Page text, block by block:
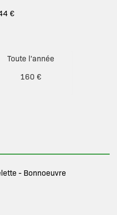
€
Toute l’année
160 €
- Bonnoeuvre